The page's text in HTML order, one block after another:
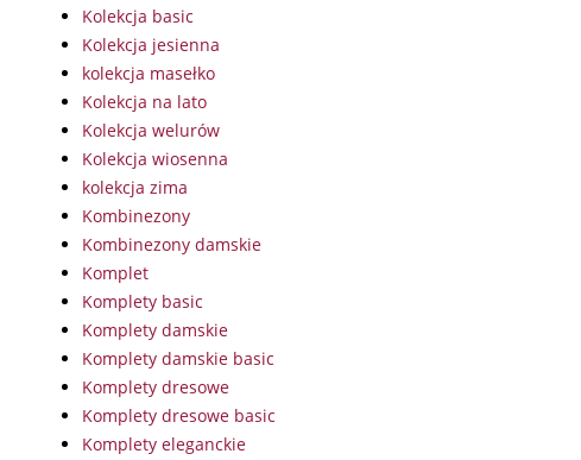
Kolekcja basic
Kolekcja jesienna
kolekcja masełko
Kolekcja na lato
Kolekcja welurów
Kolekcja wiosenna
kolekcja zima
Kombinezony
Kombinezony damskie
Komplet
Komplety basic
Komplety damskie
Komplety damskie basic
Komplety dresowe
Komplety dresowe basic
Komplety eleganckie